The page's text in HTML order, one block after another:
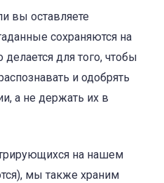
вы оставляете
сохраняются на
для того, чтобы
и одобрять
а не держать их в
на нашем
мы также храним